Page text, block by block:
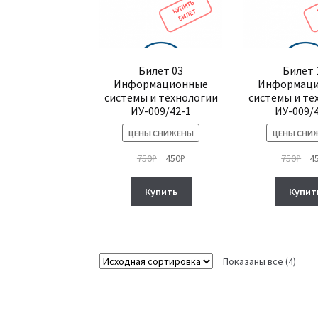
Билет 03
Информационные
системы и технологии
ИУ-009/42-1
ЦЕНЫ СНИЖЕНЫ
750₽
Первоначальная
составляла
750₽.
450₽Текущая
Купить
Билет
системы и
ИУ-009/
ЦЕНЫ
750₽
Показаны все (4)